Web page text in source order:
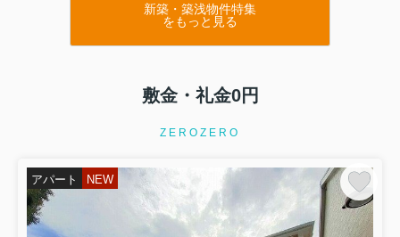
新築・築浅物件特集
をもっと見る
敷金・礼金0円
ZEROZERO
アパート NEW